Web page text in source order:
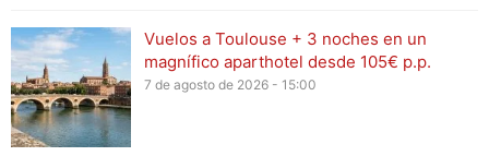
Vuelos a Toulouse + 3 noches en un
magnífico aparthotel desde 105€ p.p.
7 de agosto de 2026 - 15:00